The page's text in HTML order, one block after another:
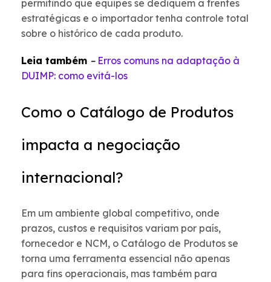
permitindo que equipes se dediquem a frentes
estratégicas e o importador tenha controle total
sobre o histórico de cada produto.
Leia também – Erros comuns na adaptação à
DUIMP: como evitá-los
Como o Catálogo de Produtos
impacta a negociação
internacional?
Em um ambiente global competitivo, onde
prazos, custos e requisitos variam por país,
fornecedor e NCM, o Catálogo de Produtos se
torna uma ferramenta essencial não apenas
para fins operacionais, mas também para